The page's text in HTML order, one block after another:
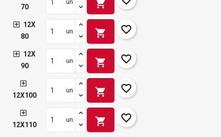
70
un shopping_cart
12X
80
un shopping_cart favorite_border
12X
90
un shopping_cart favorite_border
12X100
un shopping_cart favorite_border
12X110
un shopping_cart favorite_border